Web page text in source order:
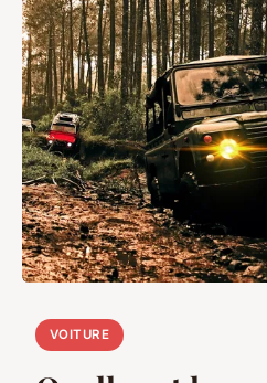
VOITURE